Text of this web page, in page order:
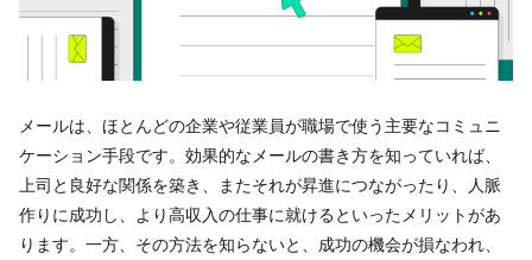
メールは、ほとんどの企業や従業員が職場で使う主要なコミュニ
ケーション手段です。効果的なメールの書き方を知っていれば、
上司と良好な関係を築き、またそれが昇進につながったり、人脈
作りに成功し、より高収入の仕事に就けるといったメリットがあ
ります。一方、その方法を知らないと、成功の機会が損なわれ、